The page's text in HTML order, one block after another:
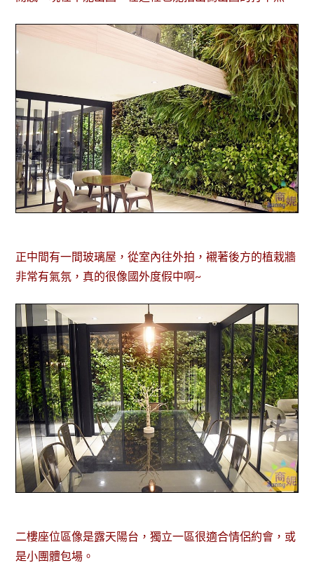
正中間有一間玻璃屋，從室內往外拍，襯著後方的植栽牆
非常有氣氛，真的很像國外度假中啊~
二樓座位區像是露天陽台，獨立一區很適合情侶約會，或
是小團體包場。